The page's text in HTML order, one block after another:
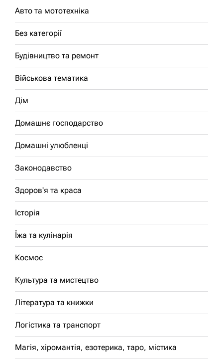
Авто та мототехніка
Без категорії
Будівництво та ремонт
Військова тематика
Дім
Домашнє господарство
Домашні улюбленці
Законодавство
Здоров'я та краса
Історія
Їжа та кулінарія
Космос
Культура та мистецтво
Література та книжки
Логістика та транспорт
Магія, хіромантія, езотерика, таро, містика